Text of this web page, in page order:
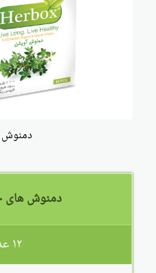
دمنوش های ۱۰۰% ارگانیک
۱۲ عددی